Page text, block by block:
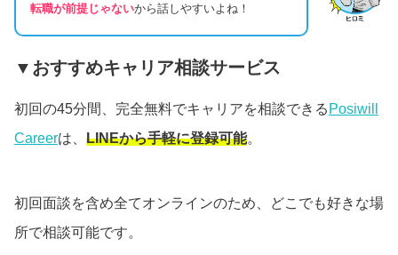
転職が前提じゃないから話しやすいよね！
▼おすすめキャリア相談サービス
初回の45分間、完全無料でキャリアを相談できる Posiwill
Careerは、 LINEから手軽に登録可能。
初回面談を含め全てオンラインのため、どこでも好きな場
所で相談可能です。